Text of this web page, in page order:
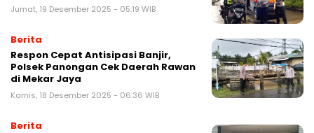
Jumat, 19 Desember 2025 - 05:19 WIB
Berita
Respon Cepat Antisipasi Banjir,
Polsek Panongan Cek Daerah Rawan
di Mekar Jaya
Kamis, 18 Desember 2025 - 06:36 WIB
Berita